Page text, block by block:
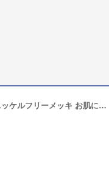
【Max30％OFFクーポン〜3/5 23:59】腕時計 レディース 日付表示付き ニッケルフリーメッキ お肌に優しい 金属アレルギー対応 名入れ対応 シンプルウォッチ かわいい おしゃれ ブランド カレンダー 見やすい 30代 40代 ギフト日本製ムーブメント 1年間のメーカー保証付